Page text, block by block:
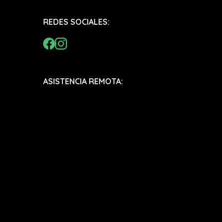
REDES SOCIALES:
ASISTENCIA REMOTA: